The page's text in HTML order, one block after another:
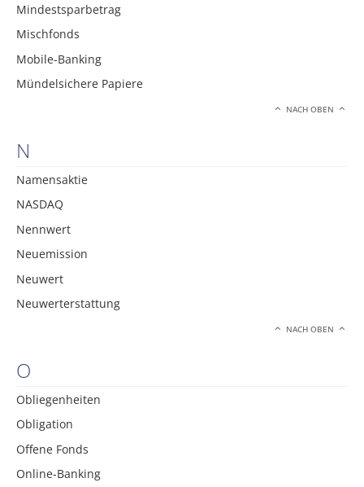
Mindestsparbetrag
Mischfonds
Mobile-Banking
Mündelsichere Papiere
NACH OBEN
N
Namensaktie
NASDAQ
Nennwert
Neuemission
Neuwert
Neuwerterstattung
NACH OBEN
O
Obliegenheiten
Obligation
Offene Fonds
Online-Banking